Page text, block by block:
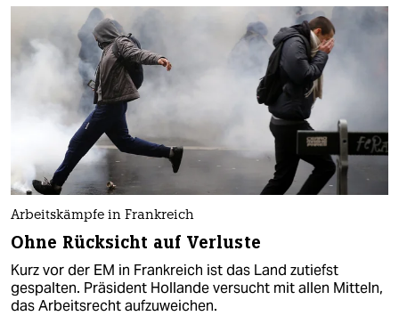
Arbeitskämpfe in Frankreich
Ohne Rücksicht auf Verluste
Kurz vor der EM in Frankreich ist das Land zutiefst
gespalten. Präsident Hollande versucht mit allen Mitteln,
das Arbeitsrecht aufzuweichen.